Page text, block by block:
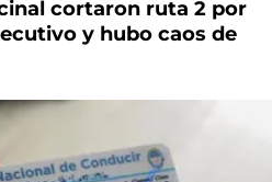
cortaron ruta 2 por
y hubo caos de